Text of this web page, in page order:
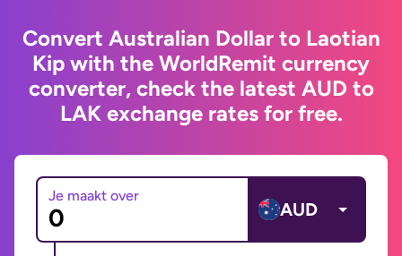
Convert Australian Dollar to Laotian
Kip with the WorldRemit currency
converter, check the latest AUD to
LAK exchange rates for free.
Je maakt over
AUD